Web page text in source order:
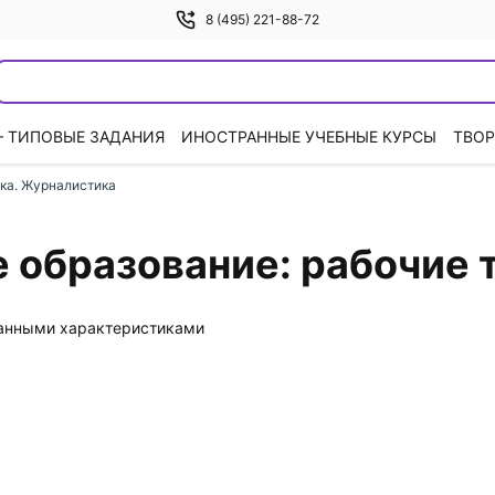
8 (495) 221-88-72
ТИПОВЫЕ ЗАДАНИЯ ИНОСТРАННЫЕ УЧЕБНЫЕ КУРСЫ
Журналистика
рабочие
характеристиками